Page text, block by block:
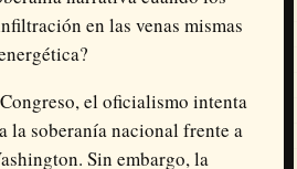
en las venas mismas
el oficialismo intenta
la soberanía nacional frente a
Sin embargo, la